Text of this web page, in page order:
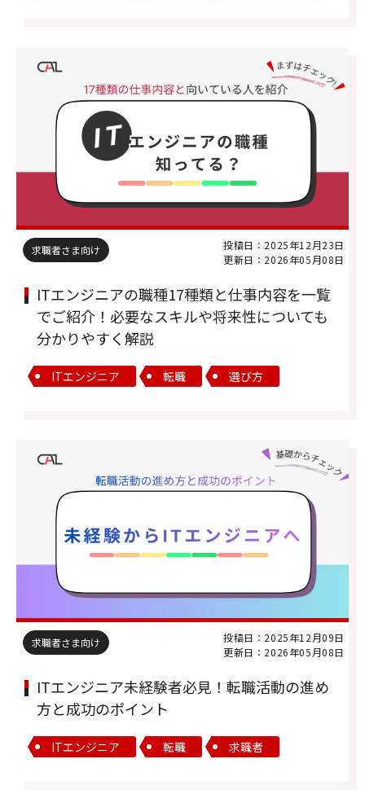
求職者さま向け
投稿日：2025年12月23日
更新日：2026年05月08日
ITエンジニアの職種17種類と仕事内容を一覧
でご紹介！必要なスキルや将来性についても
分かりやすく解説
ITエンジニア 転職 選び方
求職者さま向け
投稿日：2025年12月09日
更新日：2026年05月08日
ITエンジニア未経験者必見！転職活動の進め
方と成功のポイント
ITエンジニア 転職 求職者